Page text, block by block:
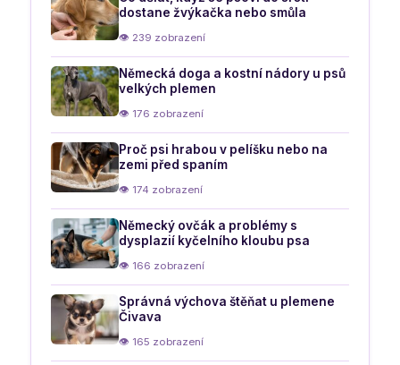
dostane žvýkačka nebo smůla
👁 239 zobrazení
Německá doga a kostní nádory u psů
velkých plemen
👁 176 zobrazení
Proč psi hrabou v pelíšku nebo na
zemi před spaním
👁 174 zobrazení
Německý ovčák a problémy s
dysplazií kyčelního kloubu psa
👁 166 zobrazení
Správná výchova štěňat u plemene
Čivava
👁 165 zobrazení